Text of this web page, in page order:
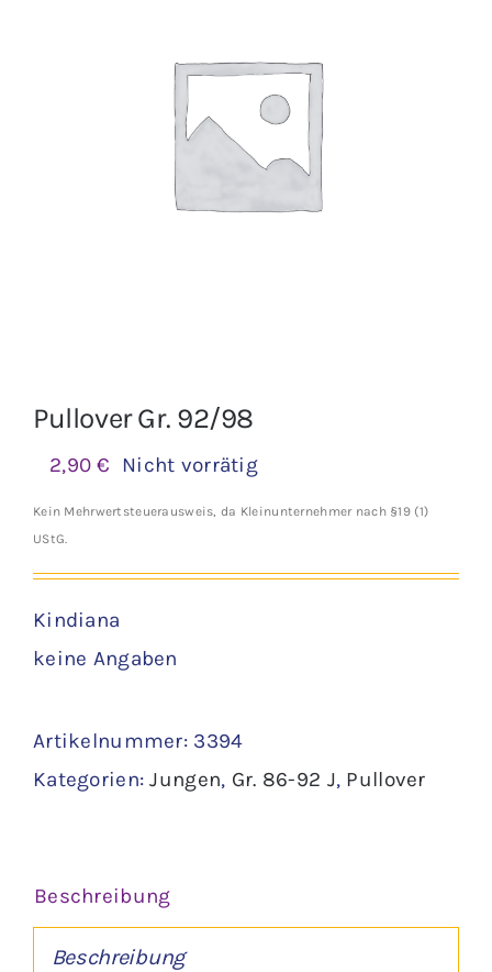
Pullover Gr. 92/98
2,90€ Nicht vorrätig
Kein Mehrwertsteuerausweis, da Kleinunternehmer nach §19 (1)
UStG.
Kindiana
keine Angaben
Artikelnummer: 3394
Kategorien:Jungen, Gr. 86-92 J, Pullover
Beschreibung
Beschreibung